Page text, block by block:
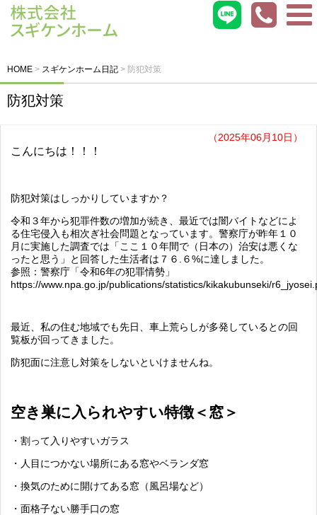
HOME > スギケンホーム日記 > 防犯対策
防犯対策
（2025年06月10日）
こんにちは！！！
防犯対策はしっかりしていますか？
令和３年から犯罪件数の増加が続き、最近では闇バイトなどによ
る住宅侵入も相次ぎ社会問題となっています。警察庁が昨年１０
月に実施した調査では「ここ１０年間で（日本の）治安は悪くな
ったと思う」と回答した生活者は７６.６%に達しました。
参照：警察庁「令和6年の犯罪情勢」
https://www.npa.go.jp/publications/statistics/kikakubunseki/
最近、私の住む地域でも先日、車上荒らしが多発しているとの回
覧板が回ってきました。
防犯面に注意し対策をしないといけませんね。
空き巣に入られやすい特徴＜窓＞
・割って入りやすいガラス
・人目につかない場所にある窓やベランダ窓
・換気のために開けてある窓（風呂場など）
・面格子ない勝手口の窓